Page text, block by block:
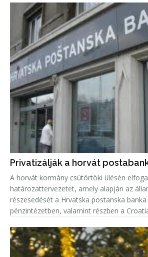
Privatizálják a horvát
A horvát kormány csütörtöki ülésén
határozattervezetet, amely alapján az
részesedését a Hrvatska postanska banka
pénzintézetben, valamint részben a